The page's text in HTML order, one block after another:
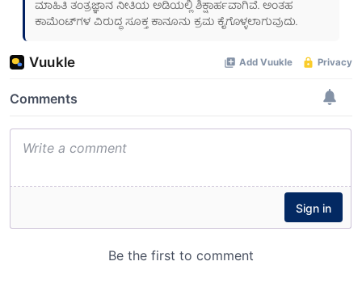
ಮಾಹಿತಿ ತಂತ್ರಜ್ಞಾನ ನೀತಿಯ ಅಡಿಯಲ್ಲಿ ಶಿಕ್ಷಾರ್ಹವಾಗಿವೆ. ಅಂತಹ
ಕಾಮೆಂಟ್‌ಗಳ ವಿರುದ್ಧ ಸೂಕ್ತ ಕಾನೂನು ಕ್ರಮ ಕೈಗೊಳ್ಳಲಾಗುವುದು.